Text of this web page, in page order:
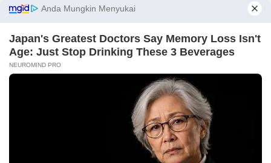
PERANGKAT LAINNYA
PESANTREN PGMNI
PINTAR KEMENAG PIP
PKKM
PNS
POLITIK